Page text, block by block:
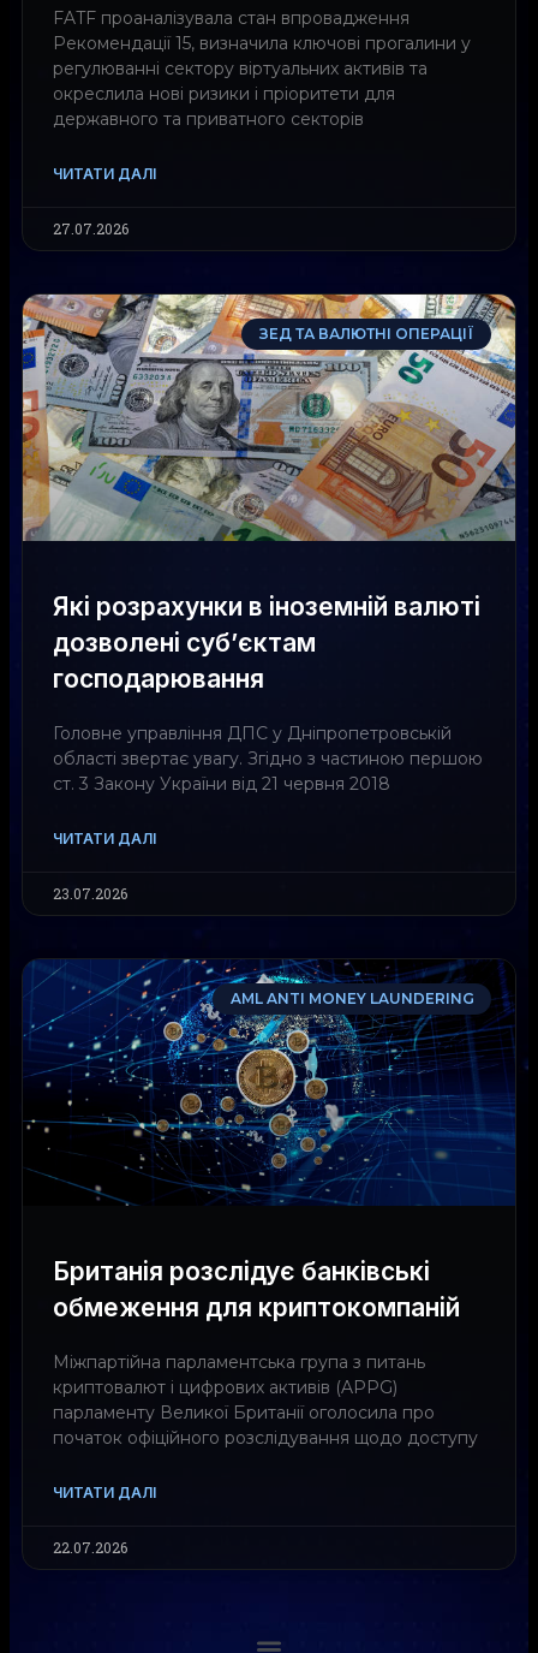
FATF проаналізувала стан впровадження
Рекомендації 15, визначила ключові прогалини у
регулюванні сектору віртуальних активів та
окреслила нові ризики і пріоритети для
державного та приватного секторів
ЧИТАТИ ДАЛІ
27.07.2026
ЗЕД ТА ВАЛЮТНІ ОПЕРАЦІЇ
Які розрахунки в іноземній валюті
дозволені суб’єктам
господарювання
Головне управління ДПС у Дніпропетровській
області звертає увагу. Згідно з частиною першою
ст. 3 Закону України від 21 червня 2018
ЧИТАТИ ДАЛІ
23.07.2026
AML ANTI MONEY LAUNDERING
Британія розслідує банківські
обмеження для криптокомпаній
Міжпартійна парламентська група з питань
криптовалют і цифрових активів (APPG)
парламенту Великої Британії оголосила про
початок офіційного розслідування щодо доступу
ЧИТАТИ ДАЛІ
22.07.2026